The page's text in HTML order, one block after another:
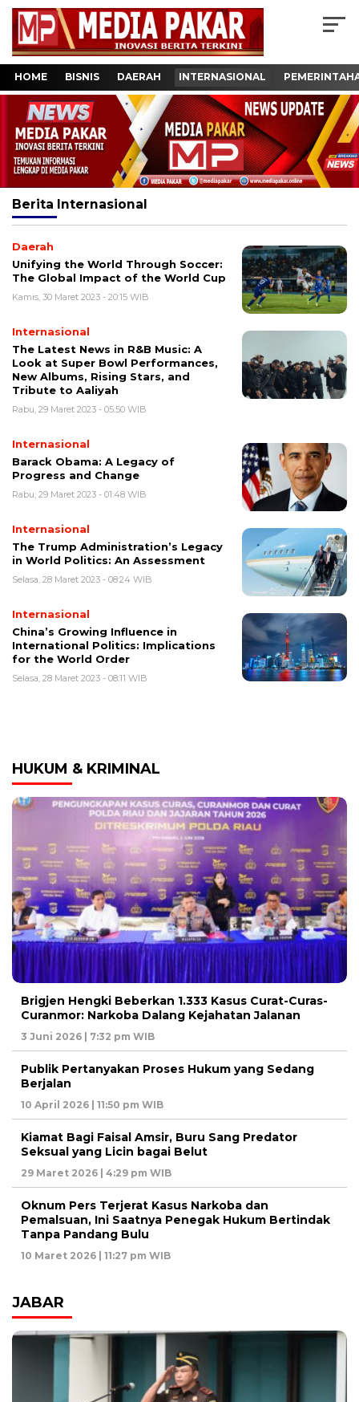
HOME BISNIS DAERAH INTERNASIONAL
Berita Internasional
Daerah
Unifying the World Through Soccer:
The Global Impact of the World Cup
Kamis, 30 Maret 2023 - 20:15 WIB
Internasional
The Latest News in R&B Music: A
Look at Super Bowl Performances,
New Albums, Rising Stars, and
Tribute to Aaliyah
Rabu, 29 Maret 2023 - 05:50 WIB
Internasional
Barack Obama: A Legacy of
Progress and Change
Rabu, 29 Maret 2023 - 01:48 WIB
Internasional
The Trump Administration’s Legacy
in World Politics: An Assessment
Selasa, 28 Maret 2023 - 08:24 WIB
Internasional
China’s Growing Influence in
International Politics: Implications
for the World Order
Selasa, 28 Maret 2023 - 08:11 WIB
HUKUM & KRIMINAL
Brigjen Hengki Beberkan 1.333 Kasus Curat-Curas-
Curanmor: Narkoba Dalang Kejahatan Jalanan
3 Juni 2026 | 7:32 pm WIB
Publik Pertanyakan Proses Hukum yang Sedang
Berjalan
10 April 2026 | 11:50 pm WIB
Kiamat Bagi Faisal Amsir, Buru Sang Predator
Seksual yang Licin bagai Belut
29 Maret 2026 | 4:29 pm WIB
Oknum Pers Terjerat Kasus Narkoba dan
Pemalsuan, Ini Saatnya Penegak Hukum Bertindak
Tanpa Pandang Bulu
10 Maret 2026 | 11:27 pm WIB
JABAR